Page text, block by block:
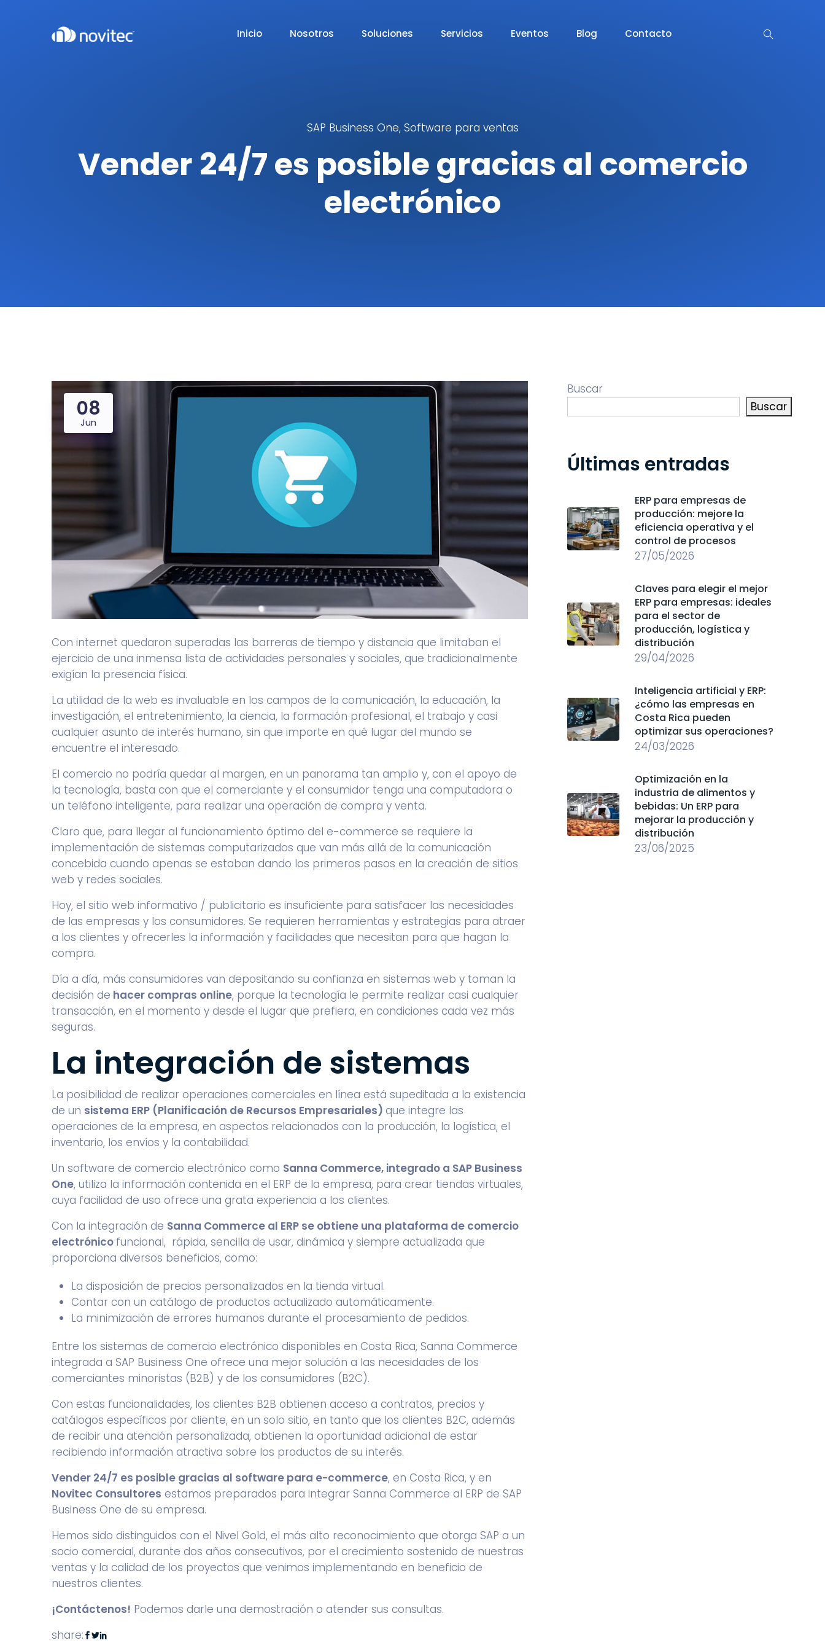
Inicio Nosotros Soluciones Servicios Eventos Blog Contacto
SAP Business One, Software para ventas
Vender 24/7 es posible gracias al comercio
electrónico
08
Jun
Con internet quedaron superadas las barreras de tiempo y distancia que limitaban el
ejercicio de una inmensa lista de actividades personales y sociales, que tradicionalmente
exigían la presencia física.
La utilidad de la web es invaluable en los campos de la comunicación, la educación, la
investigación, el entretenimiento, la ciencia, la formación profesional, el trabajo y casi
cualquier asunto de interés humano, sin que importe en qué lugar del mundo se
encuentre el interesado.
El comercio no podría quedar al margen, en un panorama tan amplio y, con el apoyo de
la tecnología, basta con que el comerciante y el consumidor tenga una computadora o
un teléfono inteligente, para realizar una operación de compra y venta.
Claro que, para llegar al funcionamiento óptimo del e-commerce se requiere la
implementación de sistemas computarizados que van más allá de la comunicación
concebida cuando apenas se estaban dando los primeros pasos en la creación de sitios
web y redes sociales.
Hoy, el sitio web informativo / publicitario es insuficiente para satisfacer las necesidades
de las empresas y los consumidores. Se requieren herramientas y estrategias para atraer
a los clientes y ofrecerles la información y facilidades que necesitan para que hagan la
compra.
Día a día, más consumidores van depositando su confianza en sistemas web y toman la
decisión de hacer compras online, porque la tecnología le permite realizar casi cualquier
transacción, en el momento y desde el lugar que prefiera, en condiciones cada vez más
seguras.
La integración de sistemas
La posibilidad de realizar operaciones comerciales en línea está supeditada a la existencia
de un sistema ERP (Planificación de Recursos Empresariales) que integre las
operaciones de la empresa, en aspectos relacionados con la producción, la logística, el
inventario, los envíos y la contabilidad.
Un software de comercio electrónico como Sanna Commerce, integrado a SAP Business
One, utiliza la información contenida en el ERP de la empresa, para crear tiendas virtuales,
cuya facilidad de uso ofrece una grata experiencia a los clientes.
Con la integración de Sanna Commerce al ERP se obtiene una plataforma de comercio
electrónico funcional, rápida, sencilla de usar, dinámica y siempre actualizada que
proporciona diversos beneficios, como:
La disposición de precios personalizados en la tienda virtual.
Contar con un catálogo de productos actualizado automáticamente.
La minimización de errores humanos durante el procesamiento de pedidos.
Entre los sistemas de comercio electrónico disponibles en Costa Rica, Sanna Commerce
integrada a SAP Business One ofrece una mejor solución a las necesidades de los
comerciantes minoristas (B2B) y de los consumidores (B2C).
Con estas funcionalidades, los clientes B2B obtienen acceso a contratos, precios y
catálogos específicos por cliente, en un solo sitio, en tanto que los clientes B2C, además
de recibir una atención personalizada, obtienen la oportunidad adicional de estar
recibiendo información atractiva sobre los productos de su interés.
Vender 24/7 es posible gracias al software para e-commerce, en Costa Rica, y en
Novitec Consultores estamos preparados para integrar Sanna Commerce al ERP de SAP
Business One de su empresa.
Hemos sido distinguidos con el Nivel Gold, el más alto reconocimiento que otorga SAP a un
socio comercial, durante dos años consecutivos, por el crecimiento sostenido de nuestras
ventas y la calidad de los proyectos que venimos implementando en beneficio de
nuestros clientes.
¡Contáctenos! Podemos darle una demostración o atender sus consultas.
share:
Buscar
Buscar
Últimas entradas
ERP para empresas de
producción: mejore la
eficiencia operativa y el
control de procesos
27/05/2026
Claves para elegir el mejor
ERP para empresas: ideales
para el sector de
producción, logística y
distribución
29/04/2026
Inteligencia artificial y ERP:
¿cómo las empresas en
Costa Rica pueden
optimizar sus operaciones?
24/03/2026
Optimización en la
industria de alimentos y
bebidas: Un ERP para
mejorar la producción y
distribución
23/06/2025